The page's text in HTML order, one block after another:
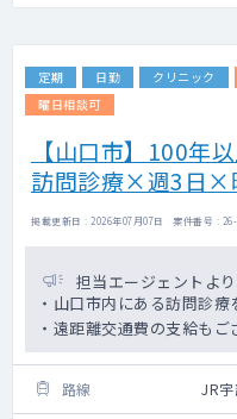
定期 日勤 クリニック
曜日相談可
【山口市】100年
訪問診療×週3日×
掲載更新日 : 2026年07月07日 案件番号 :
担当エージェントより
・山口市内にある訪問診療
・遠距離交通費の支給もご
路線 JR宇